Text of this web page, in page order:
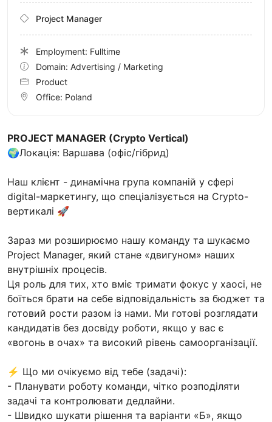
PROJECT MANAGER (Crypto Vertical)
🌍Локація: Варшава (офіс/гібрид)
Наш клієнт - динамічна група компаній у сфері
digital-маркетингу, що спеціалізується на Crypto-
вертикалі 🚀
Зараз ми розширюємо нашу команду та шукаємо
Project Manager, який стане «двигуном» наших
внутрішніх процесів.
Ця роль для тих, хто вміє тримати фокус у хаосі, не
боїться брати на себе відповідальність за бюджет та
готовий рости разом із нами. Ми готові розглядати
кандидатів без досвіду роботи, якщо у вас є
«вогонь в очах» та високий рівень самоорганізації.
⚡️ Що ми очікуємо від тебе (задачі):
- Планувати роботу команди, чітко розподіляти
задачі та контролювати дедлайни.
- Швидко шукати рішення та варіанти «Б», якщо
Project Manager
Employment: Fulltime
Domain: Advertising / Marketing
Product
Office: Poland